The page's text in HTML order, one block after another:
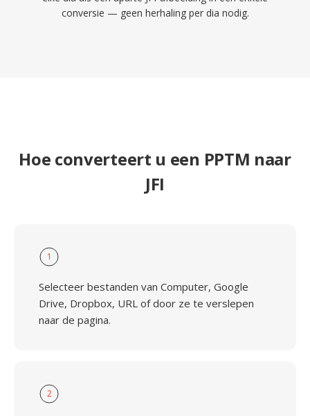
conversie — geen herhaling per dia nodig.
Hoe converteert u een PPTM naar
JFI
1
Selecteer bestanden van Computer, Google
Drive, Dropbox, URL of door ze te verslepen
naar de pagina.
2